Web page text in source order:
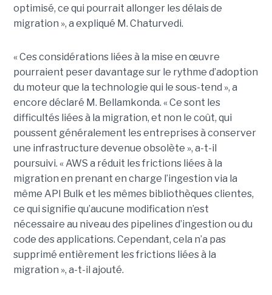
optimisé, ce qui pourrait allonger les délais de
migration », a expliqué M. Chaturvedi.
« Ces considérations liées à la mise en œuvre
pourraient peser davantage sur le rythme d’adoption
du moteur que la technologie qui le sous-tend », a
encore déclaré M. Bellamkonda. « Ce sont les
difficultés liées à la migration, et non le coût, qui
poussent généralement les entreprises à conserver
une infrastructure devenue obsolète », a-t-il
poursuivi. « AWS a réduit les frictions liées à la
migration en prenant en charge l’ingestion via la
même API Bulk et les mêmes bibliothèques clientes,
ce qui signifie qu’aucune modification n’est
nécessaire au niveau des pipelines d’ingestion ou du
code des applications. Cependant, cela n’a pas
supprimé entièrement les frictions liées à la
migration », a-t-il ajouté.